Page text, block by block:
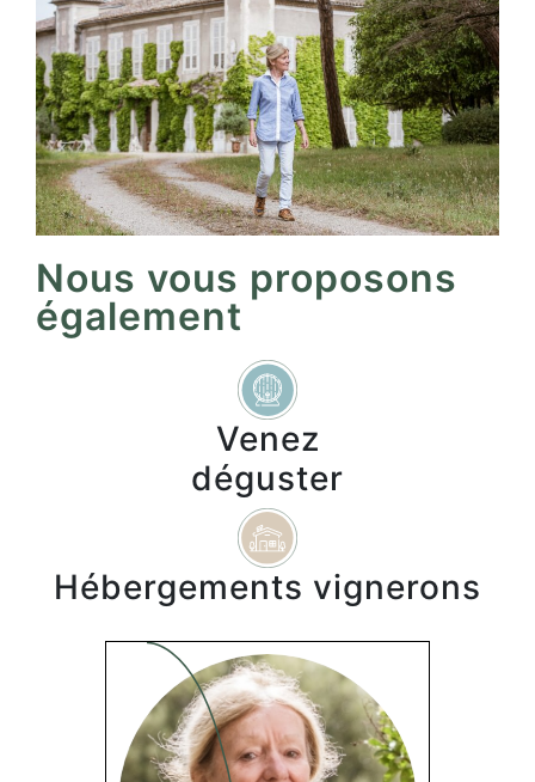
Nous vous proposons
également
Venez
déguster
Hébergements vignerons